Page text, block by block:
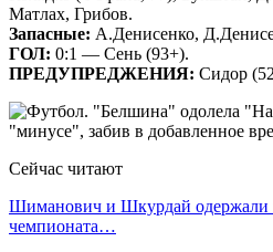
Матлах, Грибов.
Запасные: А.Денисенко,
ГОЛ: 0:1 — Сень (93+).
ПРЕДУПРЕДЖЕНИЯ: Сидор
Сейчас читают
Шиманович и Шкурдай одержали
чемпионата…